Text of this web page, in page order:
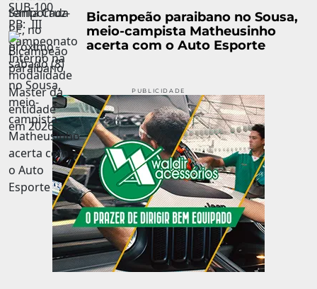
Bicampeão paraibano no Sousa,
meio-campista Matheusinho
acerta com o Auto Esporte
PUBLICIDADE